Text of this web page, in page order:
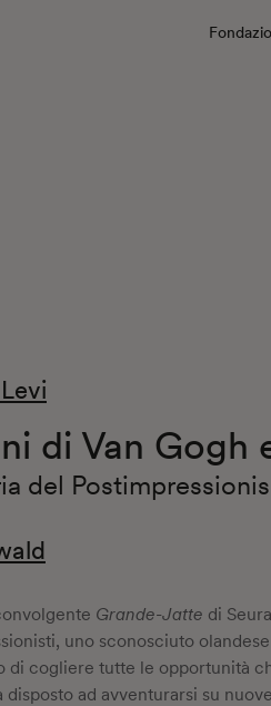
di Van Gogh
del
Grande-Jatte di
uno sconosciuto
di cogliere tutte le opportunità
disposto ad avventurarsi su